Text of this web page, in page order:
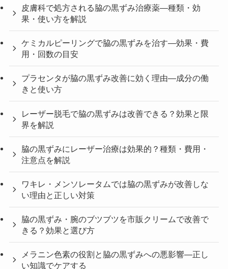
皮膚科で処方される脇の黒ずみ治療薬—種類・効
果・使い方を解説
ケミカルピーリングで脇の黒ずみを治す—効果・費
用・回数の目安
プラセンタが脇の黒ずみ改善に効く理由—成分の働
きと使い方
レーザー脱毛で脇の黒ずみは改善できる？効果と限
界を解説
脇の黒ずみにレーザー治療は効果的？種類・費用・
注意点を解説
ワキレ・メンソレータムでは脇の黒ずみが改善しな
い理由と正しい対策
脇の黒ずみ・腕のブツブツを市販クリームで改善で
きる？効果と選び方
メラニン色素の役割と脇の黒ずみへの悪影響—正し
い知識でケアする